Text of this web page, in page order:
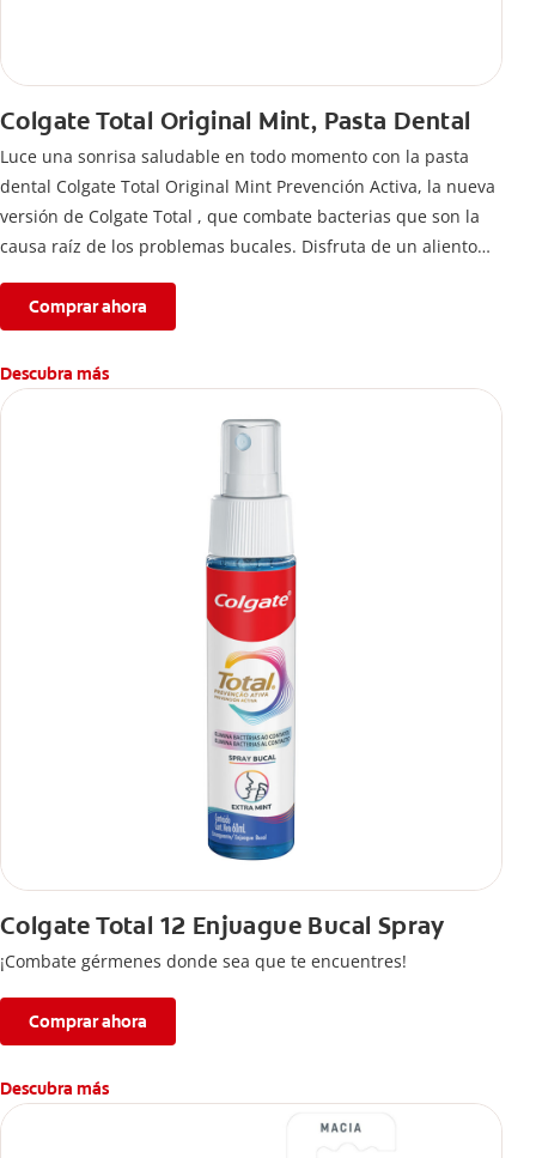
Colgate Total Original Mint, Pasta Dental
Luce una sonrisa saludable en todo momento con la pasta
dental Colgate Total Original Mint Prevención Activa, la nueva
versión de Colgate Total , que combate bacterias que son la
causa raíz de los problemas bucales. Disfruta de un aliento
fórmula con desempeño superior**** de la pasta de dientes
Colgate Total que te ofrece 24 horas** de protección
antibacterial.
****Vs crema dental regular con flúor sin ingrediente
**Con el cepillado 2 veces por día y uso continuo por 4
Comprar ahora
Descubra más
Colgate Total 12 Enjuague Bucal Spray
¡Combate gérmenes donde sea que te encuentres!
Comprar ahora
Descubra más